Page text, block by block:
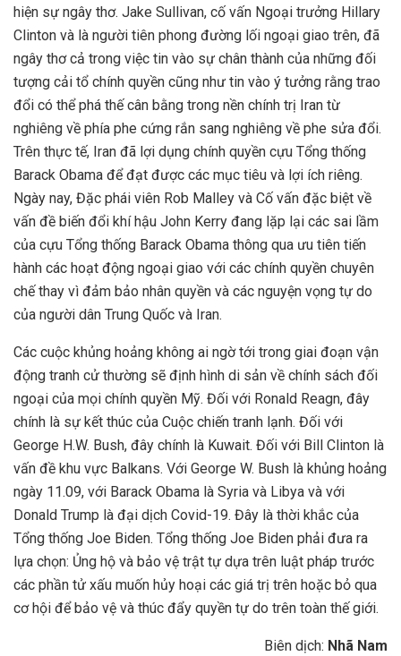
hiện sự ngây thơ. Jake Sullivan, cố vấn Ngoại trưởng Hillary
Clinton và là người tiên phong đường lối ngoại giao trên, đã
ngây thơ cả trong việc tin vào sự chân thành của những đối
tượng cải tổ chính quyền cũng như tin vào ý tưởng rằng trao
đổi có thể phá thế cân bằng trong nền chính trị Iran từ
nghiêng về phía phe cứng rắn sang nghiêng về phe sửa đổi.
Trên thực tế, Iran đã lợi dụng chính quyền cựu Tổng thống
Barack Obama để đạt được các mục tiêu và lợi ích riêng.
Ngày nay, Đặc phái viên Rob Malley và Cố vấn đặc biệt về
vấn đề biến đổi khí hậu John Kerry đang lặp lại các sai lầm
của cựu Tổng thống Barack Obama thông qua ưu tiên tiến
hành các hoạt động ngoại giao với các chính quyền chuyên
chế thay vì đảm bảo nhân quyền và các nguyện vọng tự do
của người dân Trung Quốc và Iran.
Các cuộc khủng hoảng không ai ngờ tới trong giai đoạn vận
động tranh cử thường sẽ định hình di sản về chính sách đối
ngoại của mọi chính quyền Mỹ. Đối với Ronald Reagn, đây
chính là sự kết thúc của Cuộc chiến tranh lạnh. Đối với
George H.W. Bush, đây chính là Kuwait. Đối với Bill Clinton là
vấn đề khu vực Balkans. Với George W. Bush là khủng hoảng
ngày 11.09, với Barack Obama là Syria và Libya và với
Donald Trump là đại dịch Covid-19. Đây là thời khắc của
Tổng thống Joe Biden. Tổng thống Joe Biden phải đưa ra
lựa chọn: Ủng hộ và bảo vệ trật tự dựa trên luật pháp trước
các phần tử xấu muốn hủy hoại các giá trị trên hoặc bỏ qua
cơ hội để bảo vệ và thúc đẩy quyền tự do trên toàn thế giới.
Biên dịch: Nhã Nam